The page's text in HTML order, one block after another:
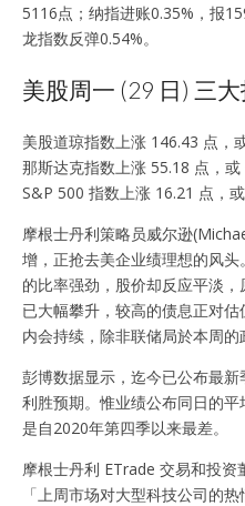
5116点；纳指进账0.35%，报
龙指数反弹0.54%。
美股周一 (29 日) 三大
美股道琼指数上涨 146.43 点，
那斯达克指数上涨 55.18 点，或
S&P 500 指数上涨 16.21 点，
摩根士丹利策略员威尔逊
增，正抢去美企业绩理想的风
的比率强劲，股价却反应平淡
已大幅攀升，较高的债息正对
内会持续，除非联储局於本周的
彭博数据显示，迄今已公布最
利胜预期。惟业绩公布同日的平
是自2020年第四季以来最差。
摩根士丹利 ETrade 交易和投资
「上周市场对大型科技公司的